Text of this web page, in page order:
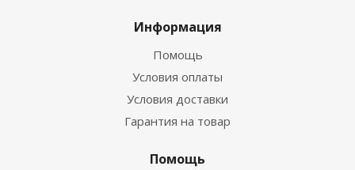
Информация
Помощь
Условия оплаты
Условия доставки
Гарантия на товар
Помощь